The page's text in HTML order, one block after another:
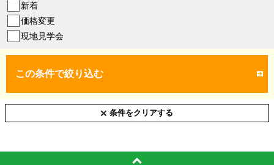
新着
価格変更
現地見学会
この条件で絞り込む
条件をクリアする